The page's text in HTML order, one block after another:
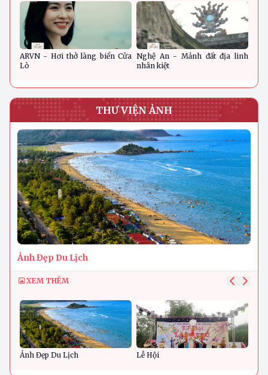
ARVN - Hơi thở làng biển Cửa
Lò
Nghệ An - Mảnh đất địa linh
nhân kiệt
THƯ VIỆN ẢNH
Ảnh Đẹp Du Lịch
XEM THÊM
Ảnh Đẹp Du Lịch Lễ Hội